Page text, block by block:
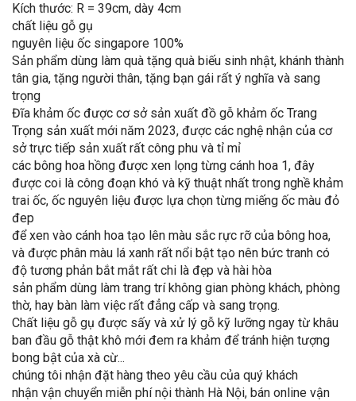
Kích thước: R = 39cm, dày 4cm
chất liệu gỗ gụ
nguyên liệu ốc singapore 100%
Sản phẩm dùng làm quà tặng quà biếu sinh nhật, khánh thành
tân gia, tặng người thân, tặng bạn gái rất ý nghĩa và sang
trọng
Đĩa khảm ốc được cơ sở sản xuất đồ gỗ khảm ốc Trang
Trọng sản xuất mới năm 2023, được các nghệ nhận của cơ
sở trực tiếp sản xuất rất công phu và tỉ mỉ
các bông hoa hồng được xen lọng từng cánh hoa 1, đây
được coi là công đoạn khó và kỹ thuật nhất trong nghề khảm
trai ốc, ốc nguyên liệu được lựa chọn từng miếng ốc màu đỏ
đep
để xen vào cánh hoa tạo lên màu sắc rực rỡ của bông hoa,
và được phân màu lá xanh rất nổi bật tạo nên bức tranh có
độ tương phản bắt mắt rất chi là đẹp và hài hòa
sản phẩm dùng làm trang trí không gian phòng khách, phòng
thờ, hay bàn làm việc rất đẳng cấp và sang trọng.
Chất liệu gỗ gụ được sấy và xử lý gỗ kỹ lưỡng ngay từ khâu
ban đầu gỗ thật khô mới đem ra khảm để tránh hiện tượng
bong bật của xà cừ...
chúng tôi nhận đặt hàng theo yêu cầu của quý khách
nhận vận chuyển miễn phí nội thành Hà Nội, bán online vận